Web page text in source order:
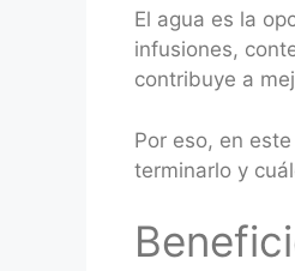
El agua es la
infusiones,
contribuye a
Por eso, en
terminarlo y